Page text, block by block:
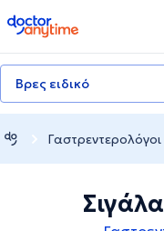
doctoranytime
Βρες ειδικό
Γαστρεντερολόγοι